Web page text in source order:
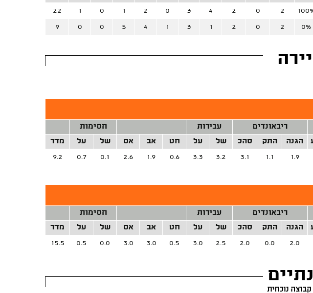
2
0
2
4
3
0
2
1
0
1
22
0%
2
0
2
1
3
1
4
5
0
0
9
ריבאונדים עבירות
חסימות
הגנה התק סהכ של על חט אב אס של על מדד
1.9
1.1
3.1
3.2
3.3
0.6
1.9
2.6
0.1
0.7
9.2
ריבאונדים עבירות
חסימות
הגנה התק סהכ של על חט אב אס של על מדד
2.0
0.0
2.0
2.5
3.0
0.5
3.0
3.0
0.0
0.5
15.5